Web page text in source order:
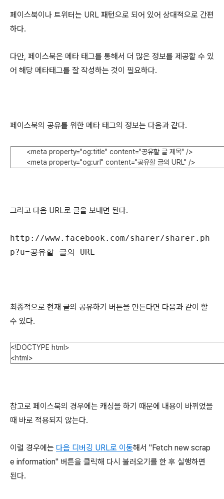
페이스북이나 트위터는 URL 패턴으로 되어 있어 상대적으로 간편
하다.
다만, 페이스북은 메타 태그를 통해서 더 많은 정보를 제공할 수 있
어 해당 메타태그를 잘 작성하는 것이 필요하다.
페이스북의 공유를 위한 메타 태그의 정보는 다음과 같다.
그리고 다음 URL로 글을 보내면 된다.
http://www.facebook.com/sharer/sharer.ph
p?u=공유할 글의 URL
최종적으로 현재 글의 공유하기 버튼을 만든다면 다음과 같이 할
수 있다.
참고로 페이스북의 경우에는 캐싱을 하기 때문에 내용이 바뀌었을
때 바로 적용되지 않는다.
이럴 경우에는 다음 디버깅 URL로 이동해서 "Fetch new scrap
e information" 버튼을 클릭해 다시 불러오기를 한 후 실행하면
된다.